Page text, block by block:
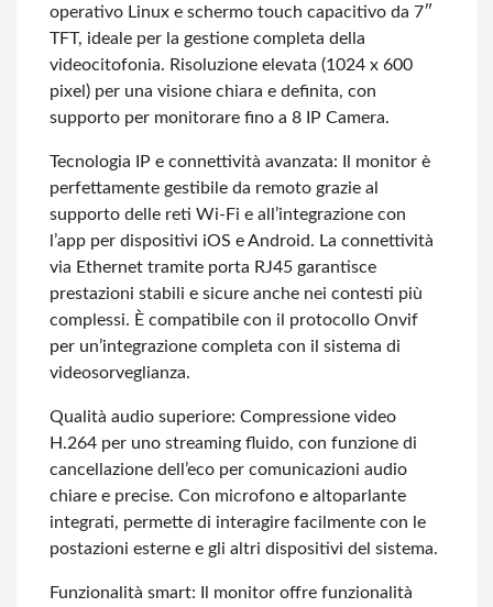
operativo Linux e schermo touch capacitivo da 7″
TFT, ideale per la gestione completa della
videocitofonia. Risoluzione elevata (1024 x 600
pixel) per una visione chiara e definita, con
supporto per monitorare fino a 8 IP Camera.
Tecnologia IP e connettività avanzata: Il monitor è
perfettamente gestibile da remoto grazie al
supporto delle reti Wi-Fi e all’integrazione con
l’app per dispositivi iOS e Android. La connettività
via Ethernet tramite porta RJ45 garantisce
prestazioni stabili e sicure anche nei contesti più
complessi. È compatibile con il protocollo Onvif
per un’integrazione completa con il sistema di
videosorveglianza.
Qualità audio superiore: Compressione video
H.264 per uno streaming fluido, con funzione di
cancellazione dell’eco per comunicazioni audio
chiare e precise. Con microfono e altoparlante
integrati, permette di interagire facilmente con le
postazioni esterne e gli altri dispositivi del sistema.
Funzionalità smart: Il monitor offre funzionalità